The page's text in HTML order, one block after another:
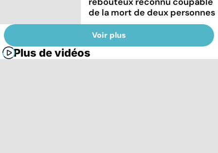
de la mort de deux personnes
Voir plus
Plus de vidéos